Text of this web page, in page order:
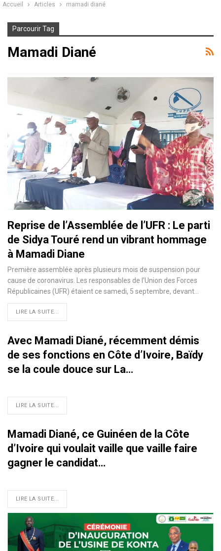
Accueil Articles mamadi diané
Parcourir Tag
Mamadi Diané
Reprise de l’Assemblée de l’UFR : Le parti
de Sidya Touré rend un vibrant hommage
à Mamadi Diane
Première assemblée après plusieurs mois de suspension pour
cause de coronavirus. Les responsables de l'Union des Forces
Républicaines (UFR) étaient ce samedi, 5 septembre, devant
LIRE LA SUITE...
Avec Mamadi Diané, récemment démis
de ses fonctions en Côte d’Ivoire, Baïdy
se la coule douce sur La…
LIRE LA SUITE...
Mamadi Diané, ce Guinéen de la Côte
d’Ivoire qui voulait vaille que vaille faire
gagner le candidat…
LIRE LA SUITE...